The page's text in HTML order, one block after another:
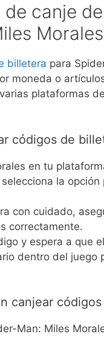
de canje
billetera para
moneda o
plataformas
códigos de
en tu
la
con cuidado,
correctamente.
y espera a que
dentro del juego
canjear
Man: Miles